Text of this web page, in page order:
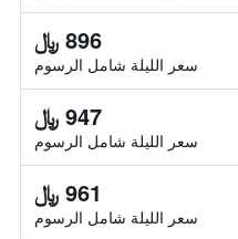
896 ﷼
سعر الليلة شامل الرسوم
947 ﷼
سعر الليلة شامل الرسوم
961 ﷼
سعر الليلة شامل الرسوم